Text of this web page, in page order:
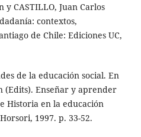
y CASTILLO, Juan Carlos
contextos,
de Chile: Ediciones UC,
de la educación social. En
(Edits). Enseñar y aprender
Historia en la educación
1997. p. 33-52.